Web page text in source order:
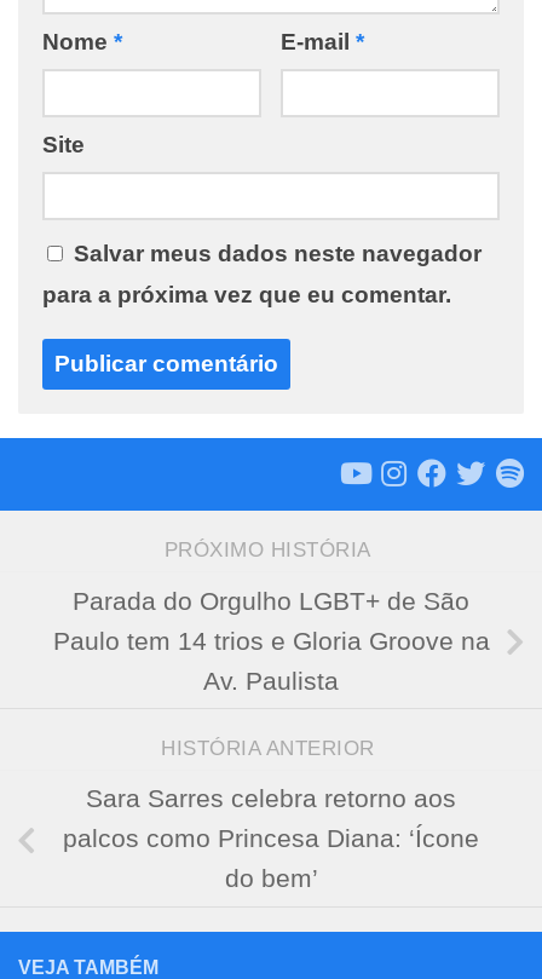
Nome * E-mail *
Site
Salvar meus dados neste navegador
para a próxima vez que eu comentar.
PRÓXIMO HISTÓRIA
Parada do Orgulho LGBT+ de São
Paulo tem 14 trios e Gloria Groove na
Av. Paulista
HISTÓRIA ANTERIOR
Sara Sarres celebra retorno aos
palcos como Princesa Diana: ‘Ícone
do bem’
VEJA TAMBÉM